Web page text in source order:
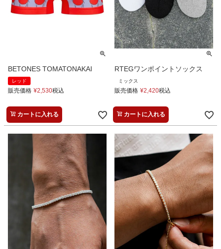
BETONES TOMATONAKAI
レッド
販売価格 ¥2,530税込
カートに入れる
RTEGワンポイントソックス
ミックス
販売価格 ¥2,420税込
カートに入れる